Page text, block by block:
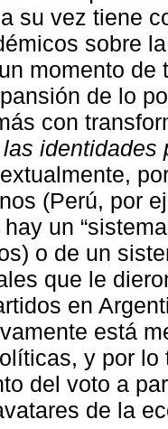
su vez tiene
sobre
momento de
de lo
con
identidades
(Perú, por
un
o de un
que le
en
está
y por
del voto a
de la